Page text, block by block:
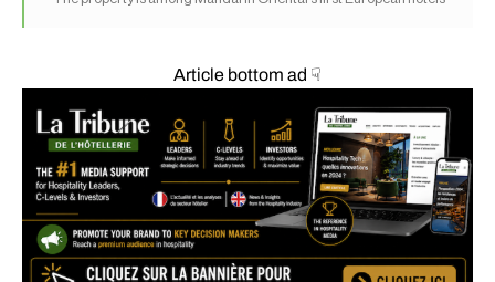
Article bottom ad ☟